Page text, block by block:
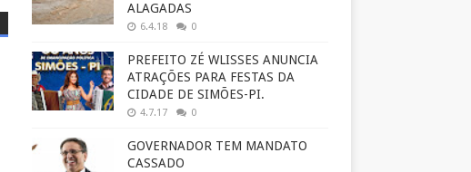
ALAGADAS
6.4.18 0
PREFEITO ZÉ WLISSES ANUNCIA
ATRAÇÕES PARA FESTAS DA
CIDADE DE SIMÕES-PI.
4.7.17 0
GOVERNADOR TEM MANDATO
CASSADO